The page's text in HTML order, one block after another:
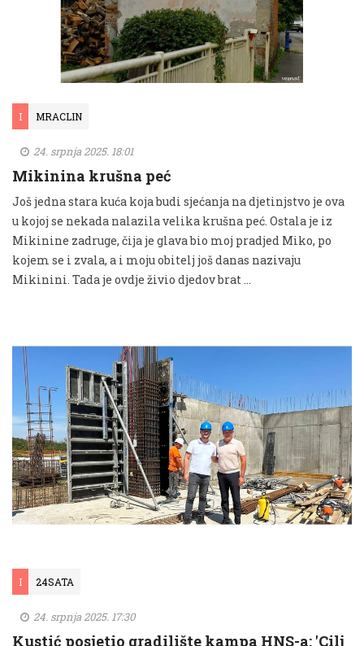
I MRACLIN
24. srpnja 2025. 18:01
Mikinina krušna peć
Još jedna stara kuća koja budi sjećanja na djetinjstvo je ova
u kojoj se nekada nalazila velika krušna peć. Ostala je iz
Mikinine zadruge, čija je glava bio moj pradjed Miko, po
kojem se i zvala, a i moju obitelj još danas nazivaju
Mikinini. Tada je ovdje živio djedov brat …
I 24SATA
24. srpnja 2025. 17:30
Kustić posjetio gradilište kampa HNS-a: 'Cilj